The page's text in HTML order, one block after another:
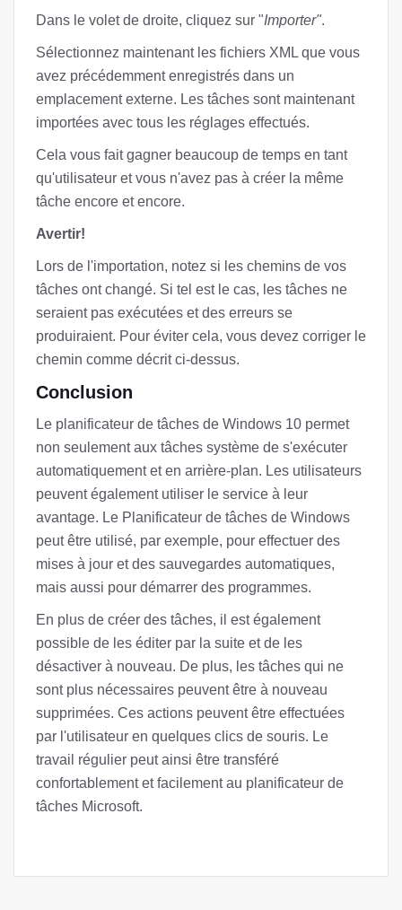
Dans le volet de droite, cliquez sur "Importer".
Sélectionnez maintenant les fichiers XML que vous
avez précédemment enregistrés dans un
emplacement externe. Les tâches sont maintenant
importées avec tous les réglages effectués.
Cela vous fait gagner beaucoup de temps en tant
qu'utilisateur et vous n'avez pas à créer la même
tâche encore et encore.
Avertir!
Lors de l'importation, notez si les chemins de vos
tâches ont changé. Si tel est le cas, les tâches ne
seraient pas exécutées et des erreurs se
produiraient. Pour éviter cela, vous devez corriger le
chemin comme décrit ci-dessus.
Conclusion
Le planificateur de tâches de Windows 10 permet
non seulement aux tâches système de s'exécuter
automatiquement et en arrière-plan. Les utilisateurs
peuvent également utiliser le service à leur
avantage. Le Planificateur de tâches de Windows
peut être utilisé, par exemple, pour effectuer des
mises à jour et des sauvegardes automatiques,
mais aussi pour démarrer des programmes.
En plus de créer des tâches, il est également
possible de les éditer par la suite et de les
désactiver à nouveau. De plus, les tâches qui ne
sont plus nécessaires peuvent être à nouveau
supprimées. Ces actions peuvent être effectuées
par l'utilisateur en quelques clics de souris. Le
travail régulier peut ainsi être transféré
confortablement et facilement au planificateur de
tâches Microsoft.